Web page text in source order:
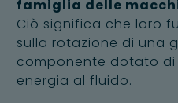
famiglia delle
Ciò significa che loro
sulla rotazione di una
componente dotato
energia al fluido.